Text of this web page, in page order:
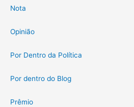
Nota
Opinião
Por Dentro da Política
Por dentro do Blog
Prêmio